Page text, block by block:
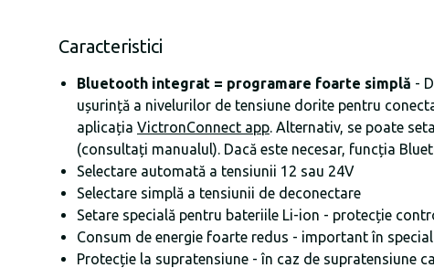
Caracteristici
Bluetooth integrat = programare foarte simplă -
ușurință a nivelurilor de tensiune dorite pentru
aplicația VictronConnect app. Alternativ, se poate
(consultați manualul). Dacă este necesar, funcția
Selectare automată a tensiunii 12 sau 24V
Selectare simplă a tensiunii de deconectare
Setare specială pentru bateriile Li-ion - protecție
Consum de energie foarte redus - important în
Protecție la supratensiune - în caz de supratensiune